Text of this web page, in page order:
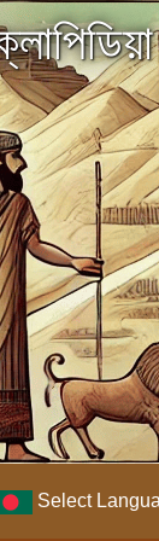
Select